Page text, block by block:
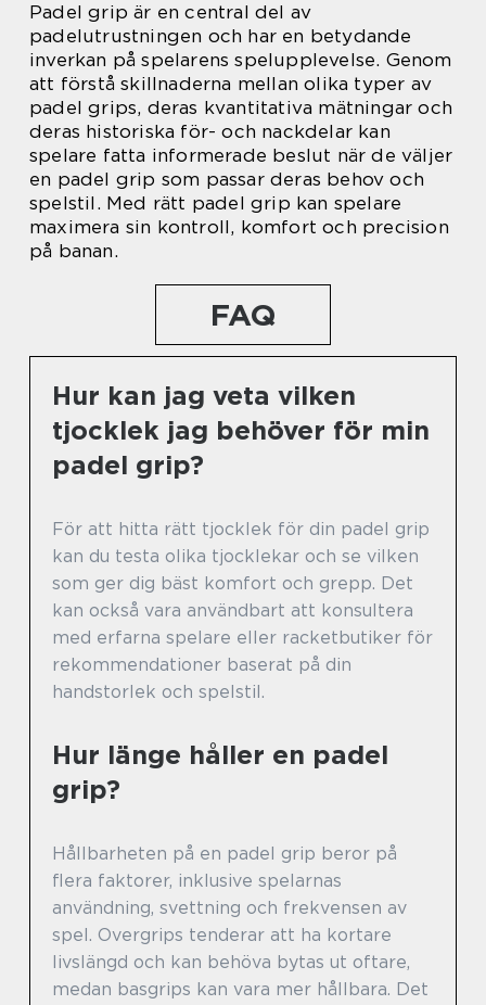
Padel grip är en central del av
padelutrustningen och har en betydande
inverkan på spelarens spelupplevelse. Genom
att förstå skillnaderna mellan olika typer av
padel grips, deras kvantitativa mätningar och
deras historiska för- och nackdelar kan
spelare fatta informerade beslut när de väljer
en padel grip som passar deras behov och
spelstil. Med rätt padel grip kan spelare
maximera sin kontroll, komfort och precision
på banan.
FAQ
Hur kan jag veta vilken
tjocklek jag behöver för min
padel grip?
För att hitta rätt tjocklek för din padel grip
kan du testa olika tjocklekar och se vilken
som ger dig bäst komfort och grepp. Det
kan också vara användbart att konsultera
med erfarna spelare eller racketbutiker för
rekommendationer baserat på din
handstorlek och spelstil.
Hur länge håller en padel
grip?
Hållbarheten på en padel grip beror på
flera faktorer, inklusive spelarnas
användning, svettning och frekvensen av
spel. Overgrips tenderar att ha kortare
livslängd och kan behöva bytas ut oftare,
medan basgrips kan vara mer hållbara. Det